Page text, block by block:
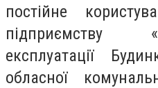
постійне
підприємству
експлуатації
обласної